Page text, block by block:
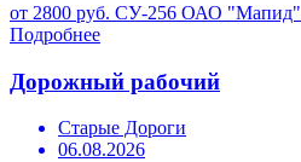
от 2800 руб. СУ-256 ОАО "Мапид"
Подробнее
Дорожный рабочий
Старые Дороги
06.08.2026